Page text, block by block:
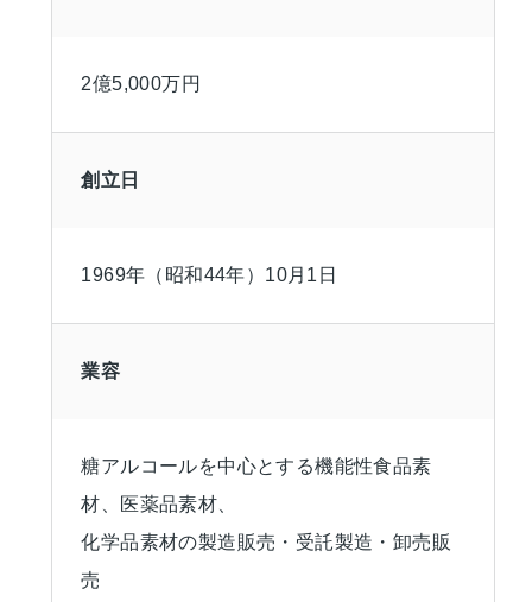
2億5,000万円
創立日
1969年（昭和44年）10月1日
業容
糖アルコールを中心とする機能性食品素
材、医薬品素材、
化学品素材の製造販売・受託製造・卸売販
売